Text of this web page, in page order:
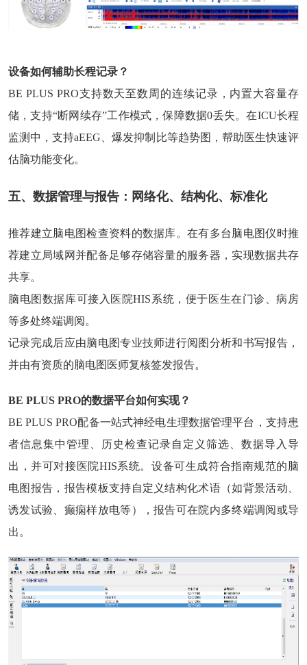
设备如何辅助长程记录？
BE PLUS PRO支持数天至数周的连续记录，内置大容量存
储，支持“断网续存”工作模式，保障数据0丢失。在ICU长程
监测中，支持aEEG、爆发抑制比等趋势图，帮助医生快速评
估脑功能变化。
五、数据管理与报告： 网络化、结构化、标准化
推荐建立脑电图检查资料的数据库。在有多台脑电图仪时推
荐建立局域网并配备足够存储容量的服务器，实现数据共存
共享。
脑电图数据库可接入医院HIS系统，便于医生在门诊、病房
等多处终端调阅。
记录完成后应由脑电图专业技师进行阅图分析和书写报告，
并由有资质的脑电图医师复核签发报告。
BE PLUS PRO的数据平台如何实现？
BE PLUS PRO配备一站式神经电生理数据管理平台，支持患
者信息集中管理、历史检查记录自定义筛选、数据导入导
出，并可对接医院HIS系统。设备可生成符合指南规范的脑
电图报告，报告模板支持自定义结构化术语（如背景活动、
诱发试验、癫痫样放电等），报告可在院内多终端调阅或导
出。